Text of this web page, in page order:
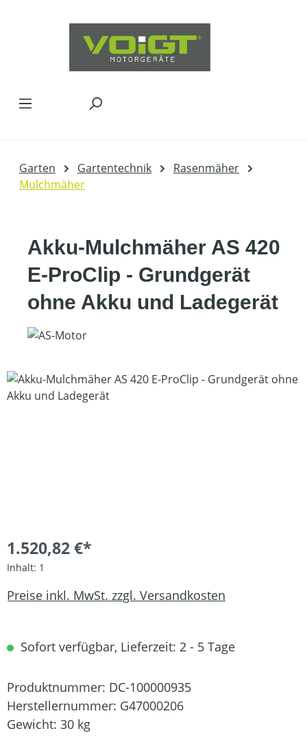
Garten Gartentechnik
Rasenmäher
Mulchmäher
Akku-Mulchmäher AS 420
E-ProClip - Grundgerät
ohne Akku und Ladegerät
Bildergalerie überspringen
1.520,82 €*
Inhalt: 1
Preise inkl. MwSt. zzgl. Versandkosten
Sofort verfügbar, Lieferzeit: 2 - 5 Tage
Produktnummer: DC-100000935
Herstellernummer: G47000206
Gewicht: 30 kg